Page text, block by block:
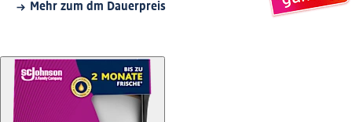
Mehr zum dm Dauerpreis